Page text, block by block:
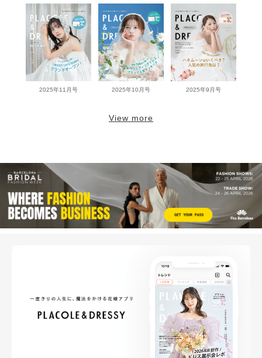
2025年11月号 2025年10月号 2025年9月号
View more